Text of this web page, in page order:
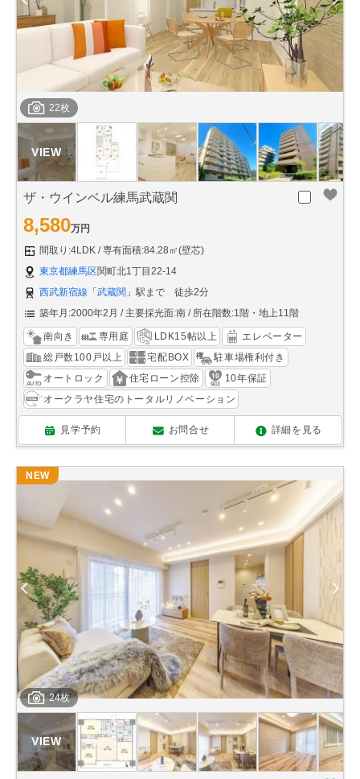
22枚
ザ・ウインベル練馬武蔵関
8,580万円
間取り:4LDK
専有面積:84.28㎡(壁芯)
東京都練馬区関町北1丁目22-14
西武新宿線 「 武蔵関 」駅まで 徒歩2分
築年月:2000年2月
主要採光面:南 所在階数:1階・地上11階
南向き 専用庭 LDK15帖以上
エレベーター
総戸数100戸以上
宅配BOX
駐車場権利付き
オートロック
住宅ローン控除
10年保証
オークラヤ住宅のトータルリノベーション
見学予約 お問合せ 詳細を見る
24枚
NEW